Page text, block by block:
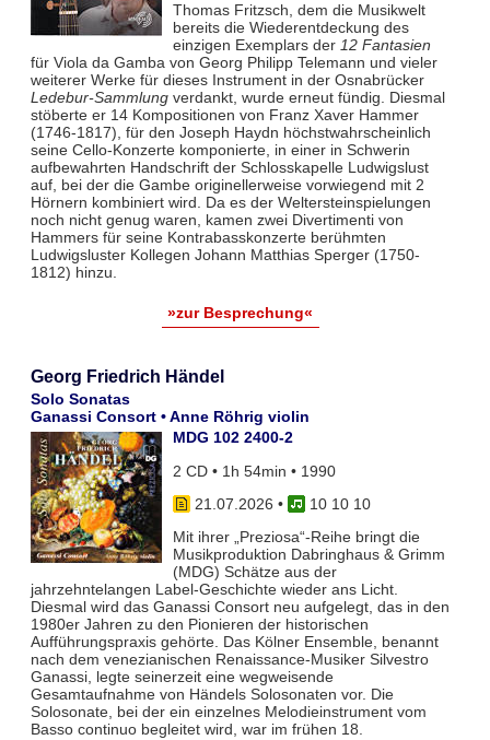
Thomas Fritzsch, dem die Musikwelt
bereits die Wiederentdeckung des
einzigen Exemplars der 12 Fantasien
für Viola da Gamba von Georg Philipp Telemann und vieler
weiterer Werke für dieses Instrument in der Osnabrücker
Ledebur-Sammlungverdankt, wurde erneut fündig. Diesmal
stöberte er 14 Kompositionen von Franz Xaver Hammer
(1746-1817), für den Joseph Haydn höchstwahrscheinlich
seine Cello-Konzerte komponierte, in einer in Schwerin
aufbewahrten Handschrift der Schlosskapelle Ludwigslust
auf, bei der die Gambe originellerweise vorwiegend mit 2
Hörnern kombiniert wird. Da es der Weltersteinspielungen
noch nicht genug waren, kamen zwei Divertimenti von
Hammers für seine Kontrabasskonzerte berühmten
Ludwigsluster Kollegen Johann Matthias Sperger (1750-
1812) hinzu.
»zur Besprechung«
Georg Friedrich Händel
Solo Sonatas
Ganassi Consort • Anne Röhrig violin
MDG 102 2400-2
2 CD • 1h 54min • 1990
21.07.2026 •
10 10 10
Mit ihrer „Preziosa“-Reihe bringt die
Musikproduktion Dabringhaus & Grimm
(MDG) Schätze aus der
jahrzehntelangen Label-Geschichte wieder ans Licht.
Diesmal wird das Ganassi Consort neu aufgelegt, das in den
1980er Jahren zu den Pionieren der historischen
Aufführungspraxis gehörte. Das Kölner Ensemble, benannt
nach dem venezianischen Renaissance-Musiker Silvestro
Ganassi, legte seinerzeit eine wegweisende
Gesamtaufnahme von Händels Solosonaten vor. Die
Solosonate, bei der ein einzelnes Melodieinstrument vom
Basso continuo begleitet wird, war im frühen 18.